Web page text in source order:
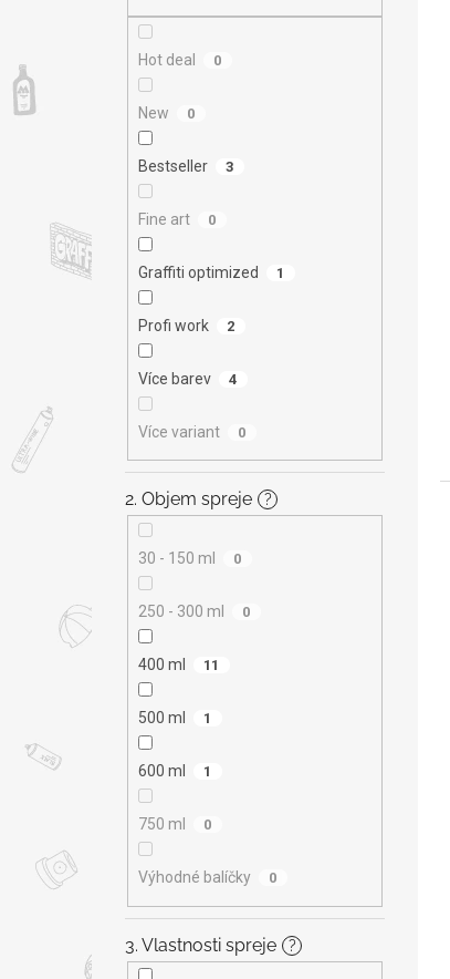
Hot deal 0
New 0
Bestseller 3
Fine art 0
Graffiti optimized 1
Profi work 2
Více barev 4
Více variant 0
2. Objem spreje ?
30 - 150 ml 0
250 - 300 ml 0
400 ml 11
500 ml 1
600 ml 1
750 ml 0
Výhodné balíčky 0
3. Vlastnosti spreje ?